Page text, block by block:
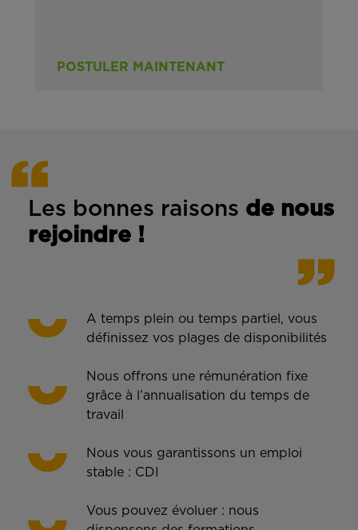
POSTULER MAINTENANT
Les bonnes raisons de nous
rejoindre !
A temps plein ou temps partiel, vous
définissez vos plages de disponibilités
Nous offrons une rémunération fixe
grâce à l’annualisation du temps de
travail
Nous vous garantissons un emploi
stable : CDI
Vous pouvez évoluer : nous